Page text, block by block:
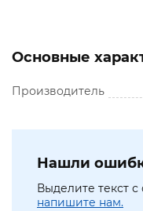
Основные
Производитель
Нашли
Выделите текст
напишите нам.